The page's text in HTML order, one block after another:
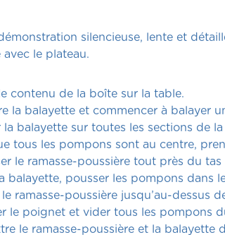
silencieuse, lente et
le plateau.
contenu de la boîte sur la table.
la balayette et commencer à balayer
la balayette sur toutes les sections de
tous les pompons sont au centre,
le ramasse-poussière tout près du
balayette, pousser les pompons dans
ramasse-poussière jusqu’au-dessus
le poignet et vider tous les pompons
le ramasse-poussière et la balayette